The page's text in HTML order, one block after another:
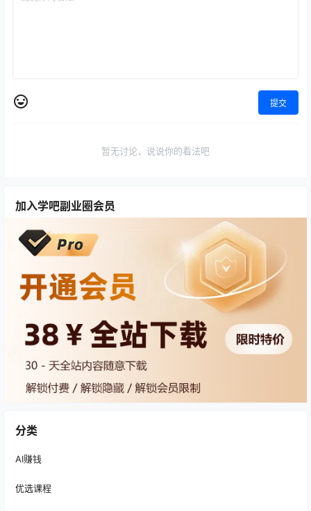
提交
暂无讨论，说说你的看法吧
加入学吧副业圈会员
分类
AI赚钱
优选课程